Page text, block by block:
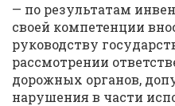
— по результатам
своей компетенции
руководству
рассмотрении
дорожных органов,
нарушения в части